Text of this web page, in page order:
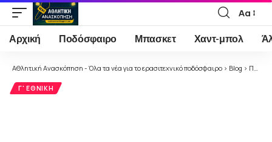
Font
Resizer
Αα
Αρχική Ποδόσφαιρο Μπασκετ Χαντ-μπολ
Αθλητική Ανασκόπηση - Όλα τα νέα για το ερασιτεχνικό ποδόσφαιρο > Blog > Ποδόσφαιρο
Γ' ΕΘΝΙΚΉ